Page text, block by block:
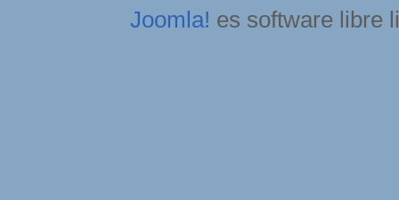
Joomla! es software libre